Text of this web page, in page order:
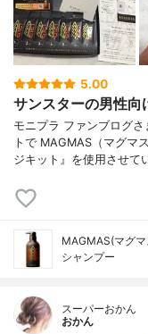
5.00
サンスターの男性向
モニプラ ファンブログ
トで MAGMAS（マグマ
ジキット』を使用させて
MAGMAS(マグマ
シャンプー
スーパーおかん
おかん